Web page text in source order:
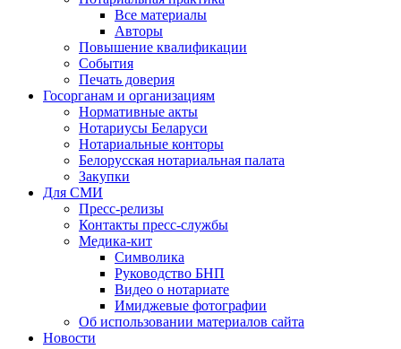
Все материалы
Авторы
Повышение квалификации
События
Печать доверия
Госорганам и организациям
Нормативные акты
Нотариусы Беларуси
Нотариальные конторы
Белорусская нотариальная палата
Закупки
Для СМИ
Пресс-релизы
Контакты пресс-службы
Медика-кит
Символика
Руководство БНП
Видео о нотариате
Имиджевые фотографии
Об использовании материалов сайта
Новости